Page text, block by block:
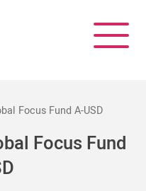
Focus Fund A-USD
Focus Fund